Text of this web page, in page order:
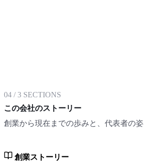
04 /3 SECTIONS
この会社のストーリー
創業から現在までの歩みと、代表者の姿
創業ストーリー